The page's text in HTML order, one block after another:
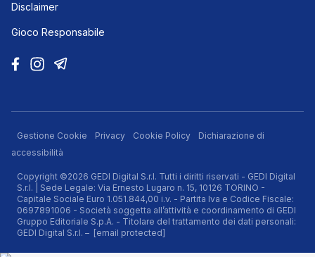
Disclaimer
Gioco Responsabile
Gestione Cookie Privacy Cookie Policy
Dichiarazione di
accessibilità
Copyright ©2026 GEDI Digital S.r.l. Tutti i diritti riservati - GEDI Digital
S.r.l. | Sede Legale: Via Ernesto Lugaro n. 15, 10126 TORINO -
Capitale Sociale Euro 1.051.844,00 i.v. - Partita Iva e Codice Fiscale:
0697891006 - Società soggetta all’attività e coordinamento di GEDI
Gruppo Editoriale S.p.A. - Titolare del trattamento dei dati personali:
GEDI Digital S.r.l. – [email protected]